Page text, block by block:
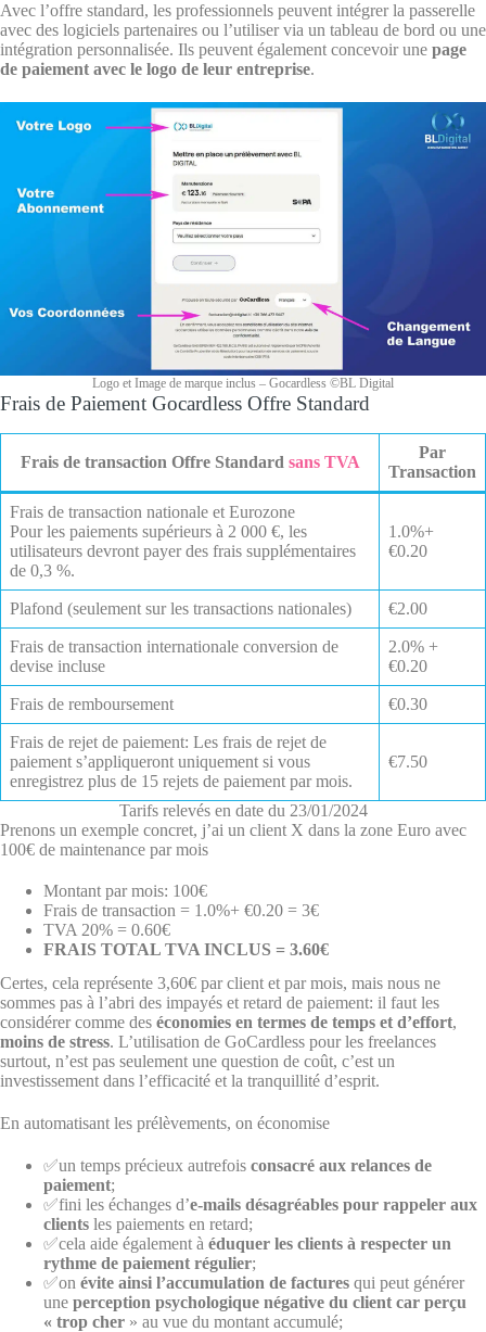
Avec l’offre standard, les professionnels peuvent intégrer la passerelle
avec des logiciels partenaires ou l’utiliser via un tableau de bord ou une
intégration personnalisée. Ils peuvent également concevoir une page
de paiement avec le logo de leur entreprise.
Logo et Image de marque inclus – Gocardless ©BL Digital
Frais de Paiement Gocardless Offre Standard
Frais de transaction Offre Standard sans TVA
Par
Transaction
Frais de transaction nationale et Eurozone
Pour les paiements supérieurs à 2 000 €, les
utilisateurs devront payer des frais supplémentaires
de 0,3 %.
1.0%+
€0.20
Plafond (seulement sur les transactions nationales) €2.00
Frais de transaction internationale conversion de
devise incluse
2.0% +
€0.20
Frais de remboursement €0.30
Frais de rejet de paiement: Les frais de rejet de
paiement s’appliqueront uniquement si vous
enregistrez plus de 15 rejets de paiement par mois.
€7.50
Tarifs relevés en date du 23/01/2024
Prenons un exemple concret, j’ai un client X dans la zone Euro avec
100€ de maintenance par mois
Montant par mois: 100€
Frais de transaction = 1.0%+ €0.20 = 3€
TVA 20% = 0.60€
FRAIS TOTAL TVA INCLUS = 3.60€
Certes, cela représente 3,60€ par client et par mois, mais nous ne
sommes pas à l’abri des impayés et retard de paiement: il faut les
considérer comme des économies en termes de temps et d’effort,
moins de stress. L’utilisation de GoCardless pour les freelances
surtout, n’est pas seulement une question de coût, c’est un
investissement dans l’efficacité et la tranquillité d’esprit.
En automatisant les prélèvements, on économise
✅un temps précieux autrefois consacré aux relances de
paiement;
✅fini les échanges d’e-mails désagréables pour rappeler aux
clients les paiements en retard;
✅cela aide également à éduquer les clients à respecter un
rythme de paiement régulier;
✅on évite ainsi l’accumulation de factures qui peut générer
une perception psychologique négative du client car perçu
« trop cher » au vue du montant accumulé;